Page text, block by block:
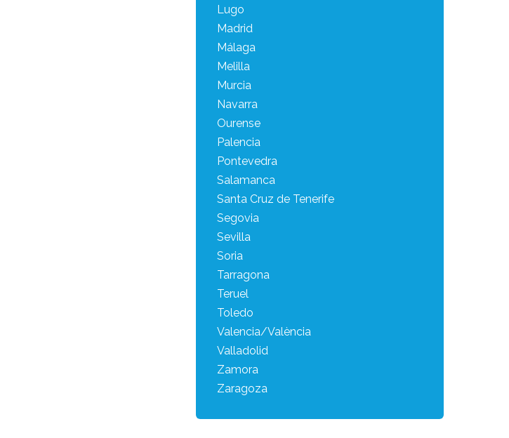
Lugo
Madrid
Málaga
Melilla
Murcia
Navarra
Ourense
Palencia
Pontevedra
Salamanca
Santa Cruz de Tenerife
Segovia
Sevilla
Soria
Tarragona
Teruel
Toledo
Valencia/València
Valladolid
Zamora
Zaragoza